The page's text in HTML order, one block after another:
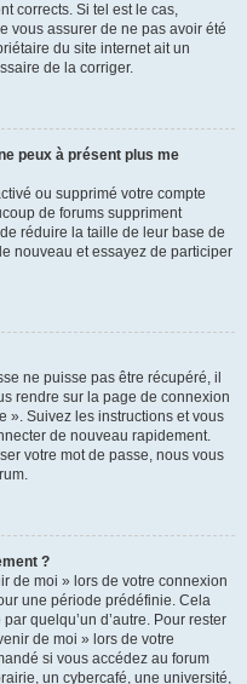
corrects. Si tel est le cas,
vous assurer de ne pas avoir été
du site internet ait un
de la corriger.
peux à présent plus me
ou supprimé votre compte
de forums suppriment
réduire la taille de leur base de
nouveau et essayez de participer
ne puisse pas être récupéré, il
rendre sur la page de connexion
». Suivez les instructions et vous
de nouveau rapidement.
votre mot de passe, nous vous
?
de moi » lors de votre connexion
une période prédéfinie. Cela
quelqu’un d’autre. Pour rester
de moi » lors de votre
si vous accédez au forum
un cybercafé, une université,